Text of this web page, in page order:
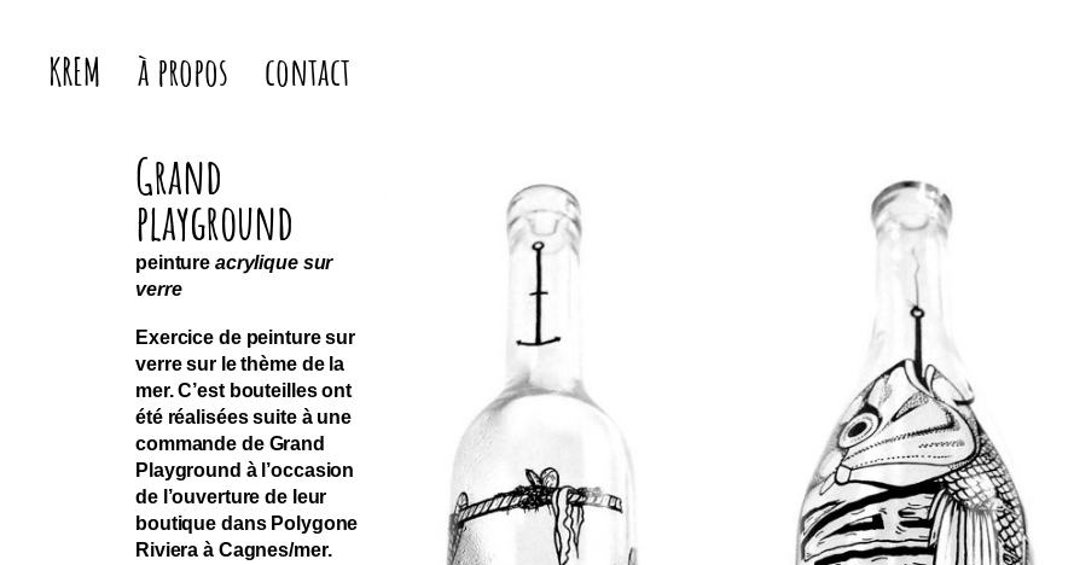
Kremerie
KREM à propos contact
Grand
playground
peinture acrylique sur
verre
Exercice de peinture sur
verre sur le thème de la
mer. C’est bouteilles ont
été réalisées suite à une
commande de Grand
Playground à l’occasion
de l’ouverture de leur
boutique dans Polygone
Riviera à Cagnes/mer.